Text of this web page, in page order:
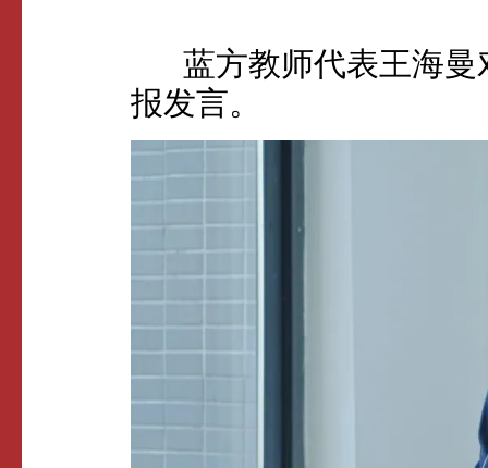
蓝方教师代表王海曼
报发言。